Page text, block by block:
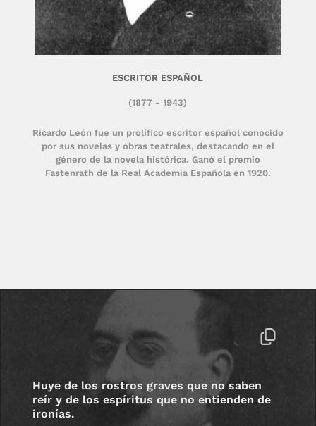
Ricardo León fue un prolífico escritor español conocido
por sus novelas y obras teatrales, destacando en el
género de la novela histórica. Ganó el premio
Fastenrath de la Real Academia Española en 1920.
(1877 - 1943)
ESCRITOR ESPAÑOL
Huye de los rostros graves que no saben
reír y de los espíritus que no entienden de
ironías.